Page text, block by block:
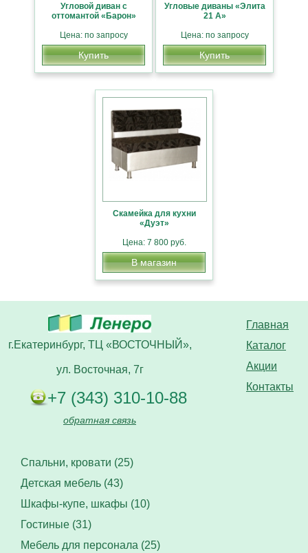
Угловой диван с
оттомантой «Барон»
Цена: по запросу
Купить
Угловые диваны «Элита
21 А»
Цена: по запросу
Купить
Скамейка для кухни
«Дуэт»
Цена: 7 800 руб.
В магазин
Главная
Каталог
Акции
Контакты
г.Екатеринбург, ТЦ «ВОСТОЧНЫЙ»,
ул. Восточная, 7г
+7 (343) 310-10-88
обратная связь
Спальни, кровати (25)
Детская мебель (43)
Шкафы-купе, шкафы (10)
Гостиные (31)
Мебель для персонала (25)